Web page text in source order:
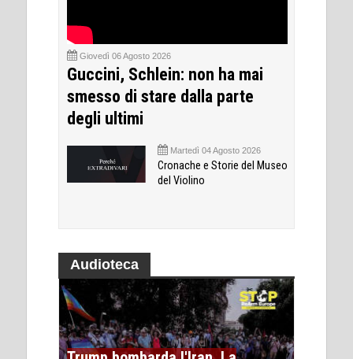
Giovedì 06 Agosto 2026
Guccini, Schlein: non ha mai
smesso di stare dalla parte
degli ultimi
Martedì 04 Agosto 2026
Cronache e Storie del Museo
del Violino
Audioteca